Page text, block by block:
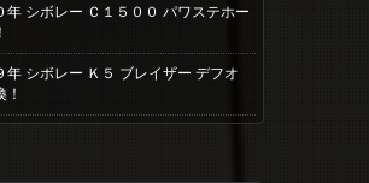
年 シボレー Ｃ１５００ パワステホー
年 シボレー Ｋ５ ブレイザー デフオ
！